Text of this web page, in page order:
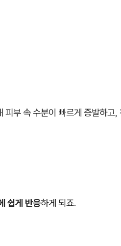
부 속 수분이 빠르게 증발하고,
쉽게 반응하게 되죠.